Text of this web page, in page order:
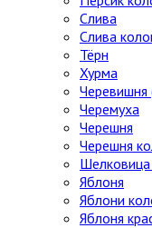
Слива
Слива
Тёрн
Хурма
Черемуха
Черешня
Черешня
Шелковица
Яблоня
Яблони
Яблоня